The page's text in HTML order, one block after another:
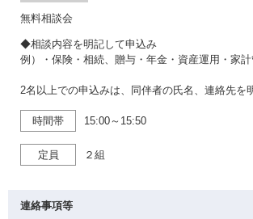
無料相談会
◆相談内容を明記して申込み
例）・保険・相続、贈与・年金・資産運用・家
2名以上での申込みは、同伴者の氏名、連絡先を
時間帯 15:00～15:50
定員 ２組
連絡事項等